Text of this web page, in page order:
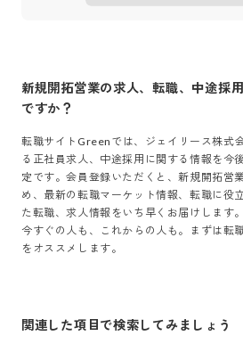
新規開拓営業の求人、転職、中途採
ですか？
転職サイトGreenでは、 ジェイリース株式
る正社員求人、中途採用に関する情報を今
定です。会員登録いただくと、新規開拓営
め、最新の転職マーケット情報、転職に役
た転職、求人情報をいち早くお届けします。
今すぐの人も、これからの人も。まずは転
をオススメします。
関連した項目で検索してみましょう